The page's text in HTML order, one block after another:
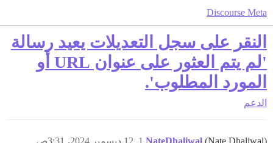
Discourse Meta
النقر على سجل التعديلات يعيد رسالة
'لم يتم العثور على عنوان URL أو
المورد المطلوب'.
الدعم
NateDhaliwal (Nate Dhaliwal) 12 ديسمبر 2024، 3:31ص 1